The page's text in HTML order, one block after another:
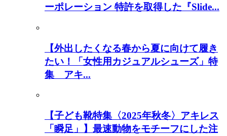
ーポレーション 特許を取得した『Slide...
【外出したくなる春から夏に向けて履き
たい！「女性用カジュアルシューズ」特
集 アキ...
【子ども靴特集〈2025年秋冬〉アキレス
「瞬足」】最速動物をモチーフにした注